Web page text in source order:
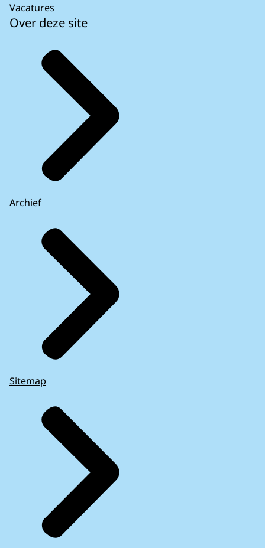
Vacatures
Over deze site
Archief
Sitemap